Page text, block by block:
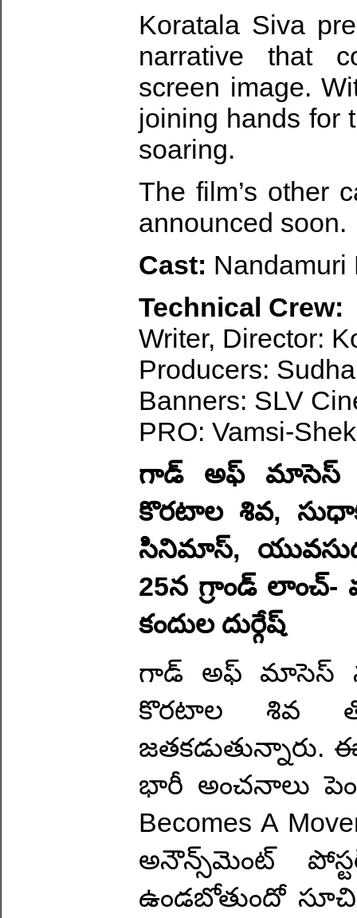
Koratala Siva
narrative that
screen image.
joining hands for
soaring.
The film’s other
announced soon.
Cast: Nandamuri
Technical Crew:
Writer, Director:
Producers:
Banners: SLV
PRO: Vamsi-
గాడ్ అఫ్ మాసెస్
కొరటాల శివ,
సినిమాస్,
25న గ్రాండ్ లాంచ్-
కందుల దుర్గేష్
గాడ్ అఫ్ మాసెస్
కొరటాల శివ
జతకడుతున్నారు.
భారీ అంచనాలు
Becomes A
అనౌన్స్‌మెంట్
ఉండబోతుందో